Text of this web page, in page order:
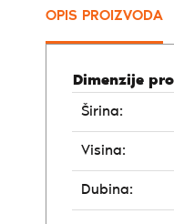
OPIS PROIZVODA
Dimenzije
Širina:
Visina:
Dubina: